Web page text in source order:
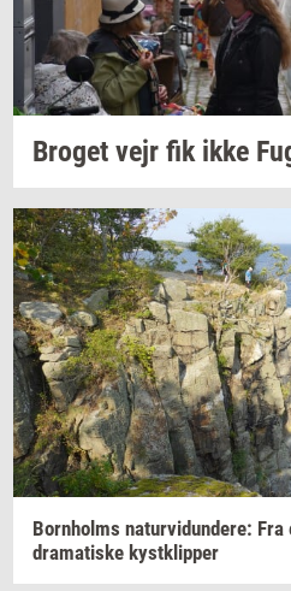
Bro­get vejr fik ikke
Born­holms na­tur­vi­dun­de­re: Fra
dra­ma­ti­ske kyst­klip­per